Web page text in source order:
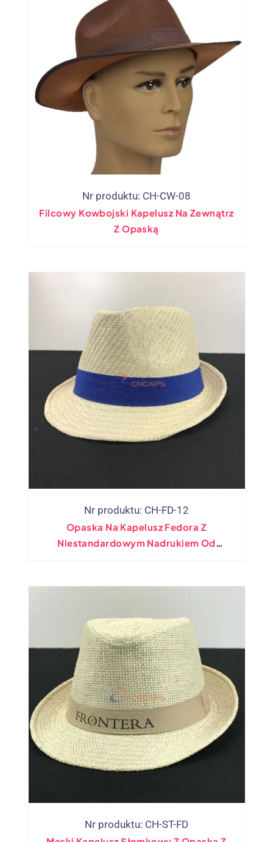
Nr produktu: CH-CW-08
Filcowy Kowbojski Kapelusz Na Zewnątrz
Z Opaską
Nr produktu: CH-FD-12
Opaska Na Kapelusz Fedora Z
Niestandardowym Nadrukiem Od
Nr produktu: CH-ST-FD